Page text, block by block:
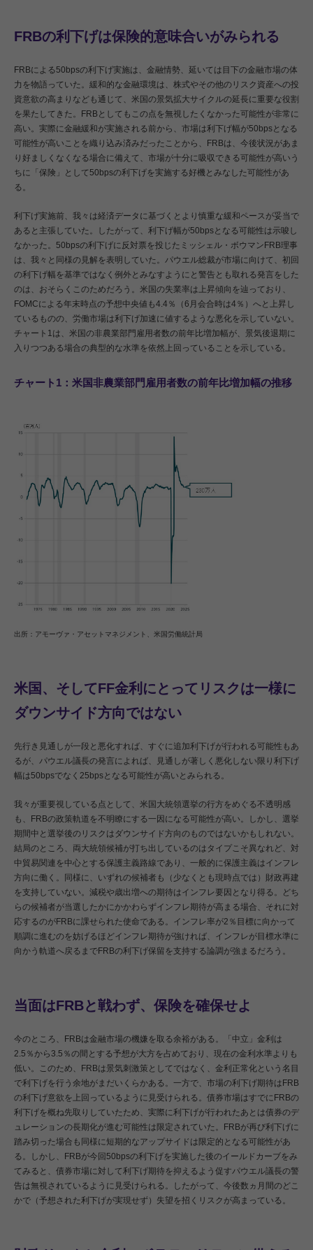
FRBの利下げは保険的意味合いがみられる
FRBによる50bpsの利下げ実施は、金融情勢、延いては目下の金融市場の体
力を物語っていた。緩和的な金融環境は、株式やその他のリスク資産への投
資意欲の高まりなども通じて、米国の景気拡大サイクルの延長に重要な役割
を果たしてきた。FRBとしてもこの点を無視したくなかった可能性が非常に
高い。実際に金融緩和が実施される前から、市場は利下げ幅が50bpsとなる
可能性が高いことを織り込み済みだったことから、FRBは、今後状況があま
り好ましくなくなる場合に備えて、市場が十分に吸収できる可能性が高いう
ちに「保険」として50bpsの利下げを実施する好機とみなした可能性があ
る。
利下げ実施前、我々は経済データに基づくとより慎重な緩和ペースが妥当で
あると主張していた。したがって、利下げ幅が50bpsとなる可能性は示唆し
なかった。50bpsの利下げに反対票を投じたミッシェル・ボウマンFRB理事
は、我々と同様の見解を表明していた。パウエル総裁が市場に向けて、初回
の利下げ幅を基準ではなく例外とみなすようにと警告とも取れる発言をした
のは、おそらくこのためだろう。米国の失業率は上昇傾向を辿っており、
FOMCによる年末時点の予想中央値も4.4％（6月会合時は4％）へと上昇し
ているものの、労働市場は利下げ加速に値するような悪化を示していない。
チャート1は、米国の非農業部門雇用者数の前年比増加幅が、景気後退期に
入りつつある場合の典型的な水準を依然上回っていることを示している。
チャート1：米国非農業部門雇用者数の前年比増加幅の推移
出所：アモーヴァ・アセットマネジメント、米国労働統計局
米国、そしてFF金利にとってリスクは一様に
ダウンサイド方向ではない
先行き見通しが一段と悪化すれば、すぐに追加利下げが行われる可能性もあ
るが、パウエル議長の発言によれば、見通しが著しく悪化しない限り利下げ
幅は50bpsでなく25bpsとなる可能性が高いとみられる。
我々が重要視している点として、米国大統領選挙の行方をめぐる不透明感
も、FRBの政策軌道を不明瞭にする一因になる可能性が高い。しかし、選挙
期間中と選挙後のリスクはダウンサイド方向のものではないかもしれない。
結局のところ、両大統領候補が打ち出しているのはタイプこそ異なれど、対
中貿易関連を中心とする保護主義路線であり、一般的に保護主義はインフレ
方向に働く。同様に、いずれの候補者も（少なくとも現時点では）財政再建
を支持していない。減税や歳出増への期待はインフレ要因となり得る。どち
らの候補者が当選したかにかかわらずインフレ期待が高まる場合、それに対
応するのがFRBに課せられた使命である。インフレ率が2％目標に向かって
順調に進むのを妨げるほどインフレ期待が強ければ、インフレが目標水準に
向かう軌道へ戻るまでFRBの利下げ保留を支持する論調が強まるだろう。
当面はFRBと戦わず、保険を確保せよ
今のところ、FRBは金融市場の機嫌を取る余裕がある。「中立」金利は
2.5％から3.5％の間とする予想が大方を占めており、現在の金利水準よりも
低い。このため、FRBは景気刺激策としてではなく、金利正常化という名目
で利下げを行う余地がまだいくらかある。一方で、市場の利下げ期待はFRB
の利下げ意欲を上回っているように見受けられる。債券市場はすでにFRBの
利下げを概ね先取りしていたため、実際に利下げが行われたあとは債券のデ
ュレーションの長期化が進む可能性は限定されていた。FRBが再び利下げに
踏み切った場合も同様に短期的なアップサイドは限定的となる可能性があ
る。しかし、FRBが今回50bpsの利下げを実施した後のイールドカーブをみ
てみると、債券市場に対して利下げ期待を抑えるよう促すパウエル議長の警
告は無視されているように見受けられる。したがって、今後数ヵ月間のどこ
かで（予想された利下げが実現せず）失望を招くリスクが高まっている。